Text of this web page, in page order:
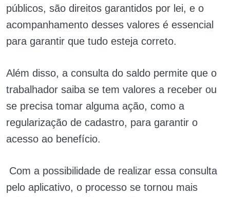
públicos, são direitos garantidos por lei, e o
acompanhamento desses valores é essencial
para garantir que tudo esteja correto.
Além disso, a consulta do saldo permite que o
trabalhador saiba se tem valores a receber ou
se precisa tomar alguma ação, como a
regularização de cadastro, para garantir o
acesso ao benefício.
Com a possibilidade de realizar essa consulta
pelo aplicativo, o processo se tornou mais